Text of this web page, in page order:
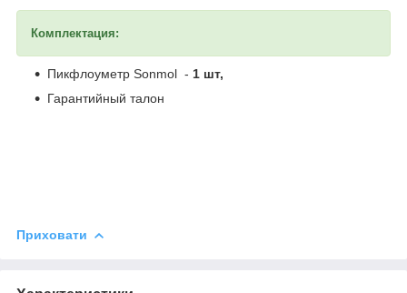
Комплектация:
Пикфлоуметр Sonmol - 1 шт,
Гарантийный талон
Приховати